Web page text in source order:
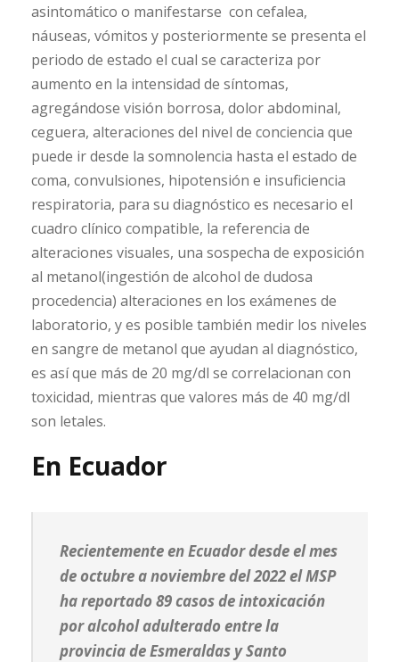
asintomático o manifestarse con cefalea,
náuseas, vómitos y posteriormente se presenta el
periodo de estado el cual se caracteriza por
aumento en la intensidad de síntomas,
agregándose visión borrosa, dolor abdominal,
ceguera, alteraciones del nivel de conciencia que
puede ir desde la somnolencia hasta el estado de
coma, convulsiones, hipotensión e insuficiencia
respiratoria, para su diagnóstico es necesario el
cuadro clínico compatible, la referencia de
alteraciones visuales, una sospecha de exposición
al metanol(ingestión de alcohol de dudosa
procedencia) alteraciones en los exámenes de
laboratorio, y es posible también medir los niveles
en sangre de metanol que ayudan al diagnóstico,
es así que más de 20 mg/dl se correlacionan con
toxicidad, mientras que valores más de 40 mg/dl
son letales.
En Ecuador
Recientemente en Ecuador desde el mes
de octubre a noviembre del 2022 el MSP
ha reportado 89 casos de intoxicación
por alcohol adulterado entre la
provincia de Esmeraldas y Santo